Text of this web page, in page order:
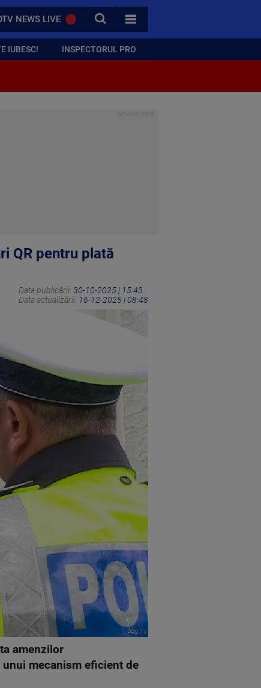
NEWS LIVE CAUTA
TOATE CATEGORIILE
IUBESC! INSPECTORUL PRO
QR pentru plată
Data publicării: 30-10-2025 | 15:43
Data actualizării: 16-12-2025 | 08:48
PRO TV
amenzilor
mecanism eficient de